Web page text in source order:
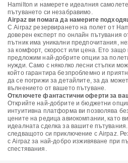
Hamilton и намерете идеалния
пътуването си незабравимо.
Airpaz ви помага да намерите
С Airpaz резервирането на полет от
доверен експерт по онлайн пътувания
пътник има уникални предпочитания,
за комфорт, скорост или цена. Ето
предложим най-добрите опции за
нужди. Само с няколко лесни стъпки
който гарантира безпроблемно и
да се погрижи за детайлите, за да
вълнението от вашето пътуване.
Отключете фантастични оферти за
Открийте най-добрите и бюджетни
интуитивна платформа ви позволява
цените на редица авиокомпании, като
идеалната сделка за вашите
следващото си приключение с Airpaz.
с Airpaz за най-добро изживяване при
спестявания.